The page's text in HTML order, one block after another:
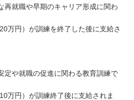
再就職や早期のキャリア形成に関わ
万円）が訓練を終了した後に支給さ
定や就職の促進に関わる教育訓練で
万円）が訓練終了後に支給されま